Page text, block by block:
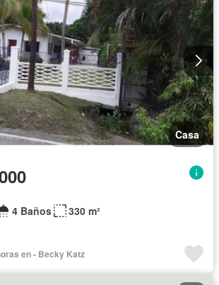
Casa
4 Baños
330 m²
en - Becky Katz